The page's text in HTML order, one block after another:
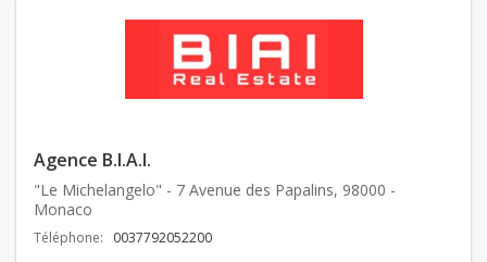
Agence B.I.A.I.
"Le Michelangelo" - 7 Avenue des Papalins, 98000 -
Monaco
Téléphone: 0037792052200